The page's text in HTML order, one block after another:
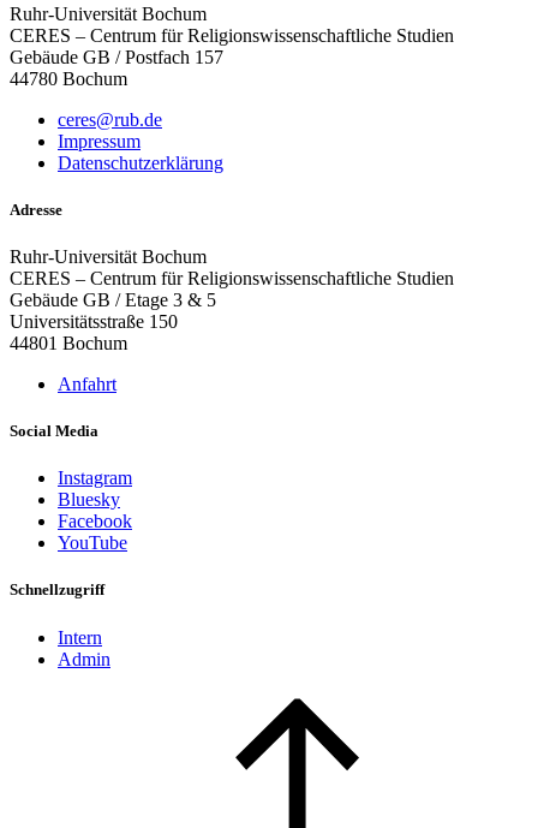
Ruhr-Universität Bochum
CERES – Centrum für Religionswissenschaftliche Studien
Gebäude GB / Postfach 157
44780 Bochum
ceres@rub.de
Impressum
Datenschutzerklärung
Adresse
Ruhr-Universität Bochum
CERES – Centrum für Religionswissenschaftliche Studien
Gebäude GB / Etage 3 & 5
Universitätsstraße 150
44801 Bochum
Anfahrt
Social Media
Instagram
Bluesky
Facebook
YouTube
Schnellzugriff
Intern
Admin